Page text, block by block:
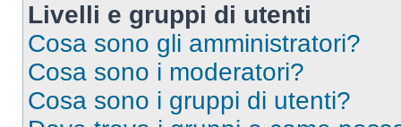
Livelli e gruppi di utenti
Cosa sono gli amministratori?
Cosa sono i moderatori?
Cosa sono i gruppi di utenti?